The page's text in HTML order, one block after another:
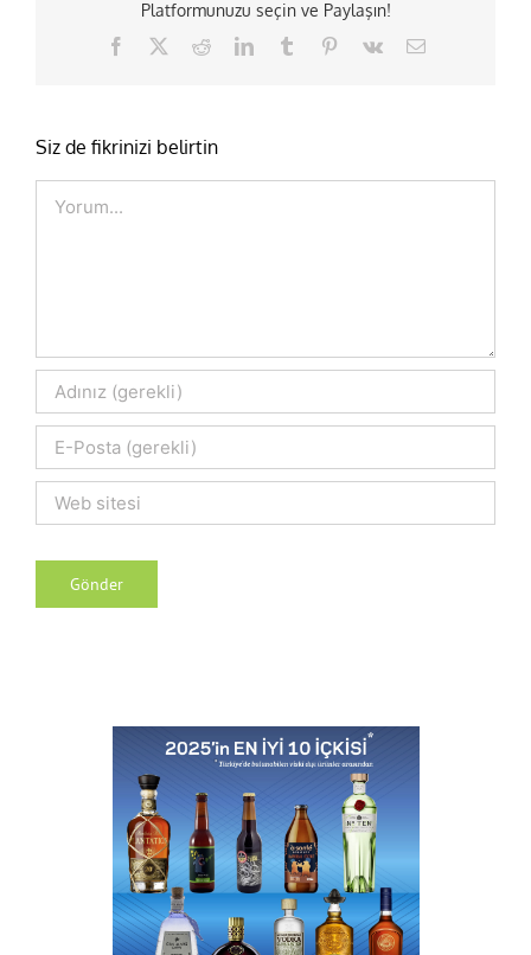
Platformunuzu seçin ve Paylaşın!
Facebook RedditLinkedInTumblr Pinterest
Vk
E-
Siz de fikrinizi belirtin